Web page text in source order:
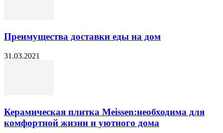
Преимущества доставки еды на дом
31.03.2021
Керамическая плитка Meissen:необходима для
комфортной жизни и уютного дома